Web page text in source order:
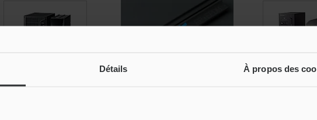
Détails À propos des
Marqueur laser CO